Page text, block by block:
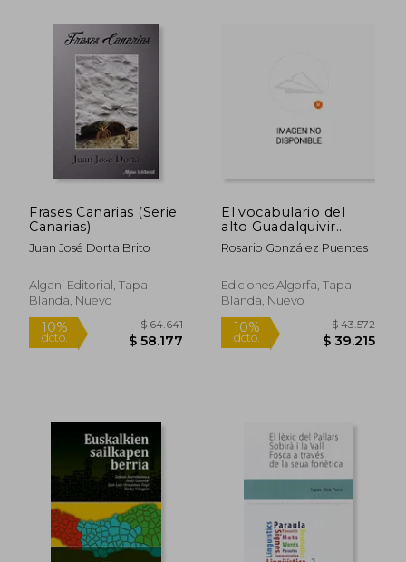
45%
Frases Canarias (Serie
Canarias)
Juan José Dorta Brito
Algani Editorial, Tapa
Blanda, Nuevo
$ 64.641
$ 58.177
El vocabulario del
alto Guadalquivir
cordobés
Rosario González Puentes
Ediciones Algorfa, Tapa
Blanda, Nuevo
10%